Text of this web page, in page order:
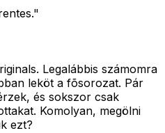
Legalábbis számomra
leköt a fõsorozat. Pár
és sokszor csak
Komolyan, megölni
ezt?